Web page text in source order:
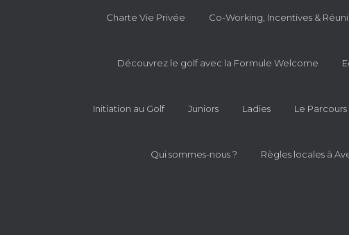
Charte Vie Privée Co-Working, Incentives &
Découvrez le golf avec la Formule Welcome
Initiation au Golf Juniors Ladies Le Parcours
Qui sommes-nous ? Règles locales à